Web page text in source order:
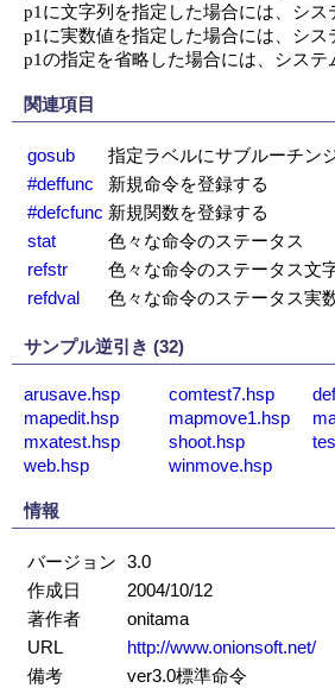
p1に文字列を指定した場合には、シス
p1に実数値を指定した場合には、シス
p1の指定を省略した場合には、システ
関連項目
gosub
指定ラベルにサブルーチン
#deffunc
新規命令を登録する
#defcfunc 新規関数を登録する
stat
色々な命令のステータス
refstr
色々な命令のステータス文
refdval
色々な命令のステータス実
サンプル逆引き (32)
arusave.hsp comtest7.hsp
mapedit.hsp
mapmove1.hsp
mxatest.hsp
shoot.hsp
web.hsp
winmove.hsp
情報
バージョン 3.0
作成日
2004/10/12
著作者
onitama
URL
http://www.onionsoft.net/
備考
ver3.0標準命令